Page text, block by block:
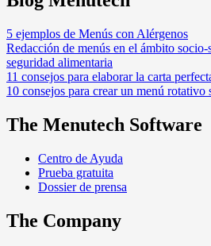
5 ejemplos de Menús con Alérgenos
Redacción de menús en el ámbito
seguridad alimentaria
11 consejos para elaborar la carta
10 consejos para crear un menú rotativo
The Menutech Software
Centro de Ayuda
Prueba gratuita
Dossier de prensa
The Company